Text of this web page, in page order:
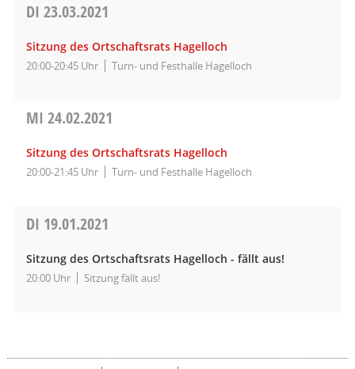
DI 23.03.2021
Sitzung des Ortschaftsrats Hagelloch
20:00-20:45 Uhr Turn- und Festhalle Hagelloch
MI 24.02.2021
Sitzung des Ortschaftsrats Hagelloch
20:00-21:45 Uhr Turn- und Festhalle Hagelloch
DI 19.01.2021
Sitzung des Ortschaftsrats Hagelloch - fällt aus!
20:00 Uhr Sitzung fällt aus!